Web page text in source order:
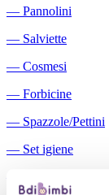
― Pannolini
― Salviette
― Cosmesi
― Forbicine
― Spazzole/Pettini
― Set igiene